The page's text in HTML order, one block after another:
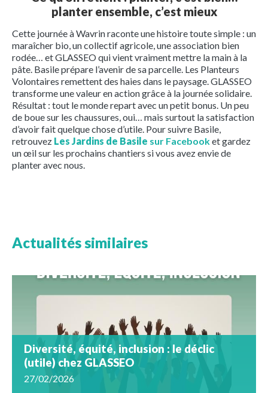
planter ensemble, c’est mieux
Cette journée à Wavrin raconte une histoire toute simple : un
maraîcher bio, un collectif agricole, une association bien
rodée… et GLASSEO qui vient vraiment mettre la main à la
pâte. Basile prépare l’avenir de sa parcelle. Les Planteurs
Volontaires remettent des haies dans le paysage. GLASSEO
transforme une valeur en action grâce à la journée solidaire.
Résultat : tout le monde repart avec un petit bonus. Un peu
de boue sur les chaussures, oui… mais surtout la satisfaction
d’avoir fait quelque chose d’utile. Pour suivre Basile,
retrouvez Les Jardins de Basile sur Facebooket gardez
un œil sur les prochains chantiers si vous avez envie de
planter avec nous.
Actualités similaires
Diversité, équité, inclusion : le déclic
(utile) chez GLASSEO
27/02/2026